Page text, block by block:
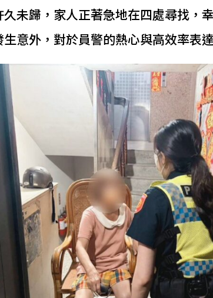
久未歸，家人正著急地在四處尋找，
意外，對於員警的熱心與高效率表